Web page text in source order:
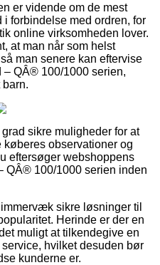
er vidende om de mest
forbindelse med ordren, for
online virksomheden lover.
at man når som helst
man senere kan eftervise
QÂ® 100/1000 serien,
sikre muligheder for at
observationer og
eftersøger webshoppens
QÂ® 100/1000 serien inden
sikre løsninger til
Herinde er der en
muligt at tilkendegive en
hvilket desuden bør
kunderne er.